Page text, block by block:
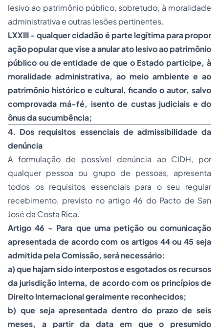
lesivo ao patrimônio público, sobretudo, à moralidade
administrativa e outras lesões pertinentes.
LXXIII - qualquer cidadão é parte legítima para propor
ação popular que vise a anular ato lesivo ao patrimônio
público ou de entidade de que o Estado participe, à
moralidade administrativa, ao meio ambiente e ao
patrimônio histórico e cultural, ficando o autor, salvo
comprovada má-fé, isento de custas judiciais e do
ônus da sucumbência;
4. Dos requisitos essenciais de admissibilidade da
denúncia
A formulação de possível denúncia ao CIDH, por
qualquer pessoa ou grupo de pessoas, apresenta
todos os requisitos essenciais para o seu regular
recebimento, previsto no artigo 46 do Pacto de San
José da Costa Rica.
Artigo 46 - Para que uma petição ou comunicação
apresentada de acordo com os artigos 44 ou 45 seja
admitida pela Comissão, será necessário:
a) que hajam sido interpostos e esgotados os recursos
da jurisdição interna, de acordo com os princípios de
Direito Internacional geralmente reconhecidos;
b) que seja apresentada dentro do prazo de seis
meses, a partir da data em que o presumido